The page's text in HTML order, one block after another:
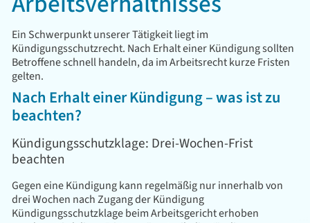
Ein Schwerpunkt unserer Tätigkeit liegt im
Kündigungsschutzrecht. Nach Erhalt einer Kündigung sollten
Betroffene schnell handeln, da im Arbeitsrecht kurze Fristen
gelten.
Nach Erhalt einer Kündigung – was ist zu
beachten?
Kündigungsschutzklage: Drei-Wochen-Frist
beachten
Gegen eine Kündigung kann regelmäßig nur innerhalb von
drei Wochen nach Zugang der Kündigung
Kündigungsschutzklage beim Arbeitsgericht erhoben